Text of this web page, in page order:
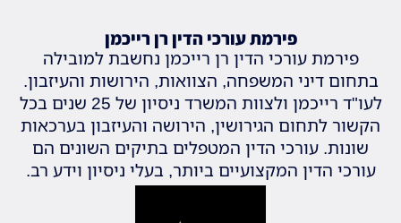
פירמת עורכי הדין רן רייכמן
פירמת עורכי הדין רן רייכמן נחשבת למובילה
בתחום דיני המשפחה, הצוואות, הירושות והעיזבון.
לעו"ד רייכמן ולצוות המשרד ניסיון של 25 שנים בכל
הקשור לתחום הגירושין, הירושה והעיזבון בערכאות
שונות. עורכי הדין המטפלים בתיקים השונים הם
עורכי הדין המקצועיים ביותר, בעלי ניסיון וידע רב.